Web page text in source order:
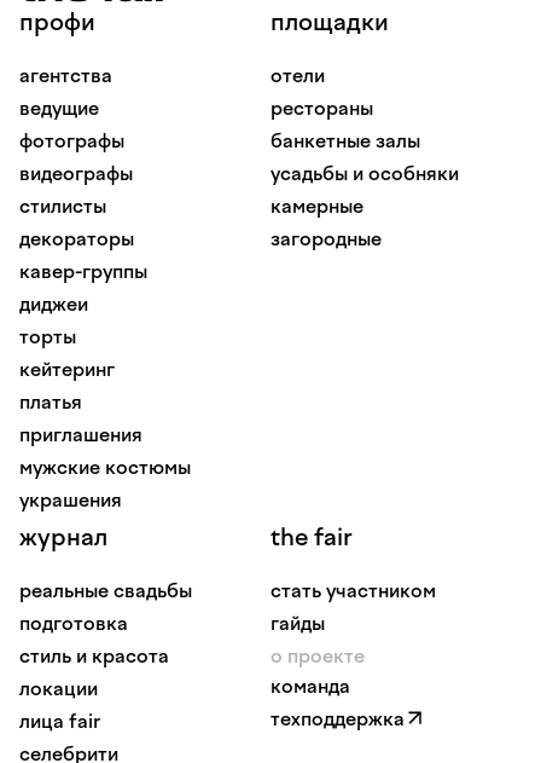
профи
агентства
ведущие
фотографы
видеографы
стилисты
декораторы
кавер-группы
диджеи
торты
кейтеринг
платья
приглашения
мужские костюмы
украшения
площадки
отели
рестораны
банкетные залы
усадьбы и особняки
камерные
загородные
журнал
реальные свадьбы
подготовка
стиль и красота
локации
лица fair
селебрити
the fair
стать участником
гайды
о проекте
команда
техподдержка